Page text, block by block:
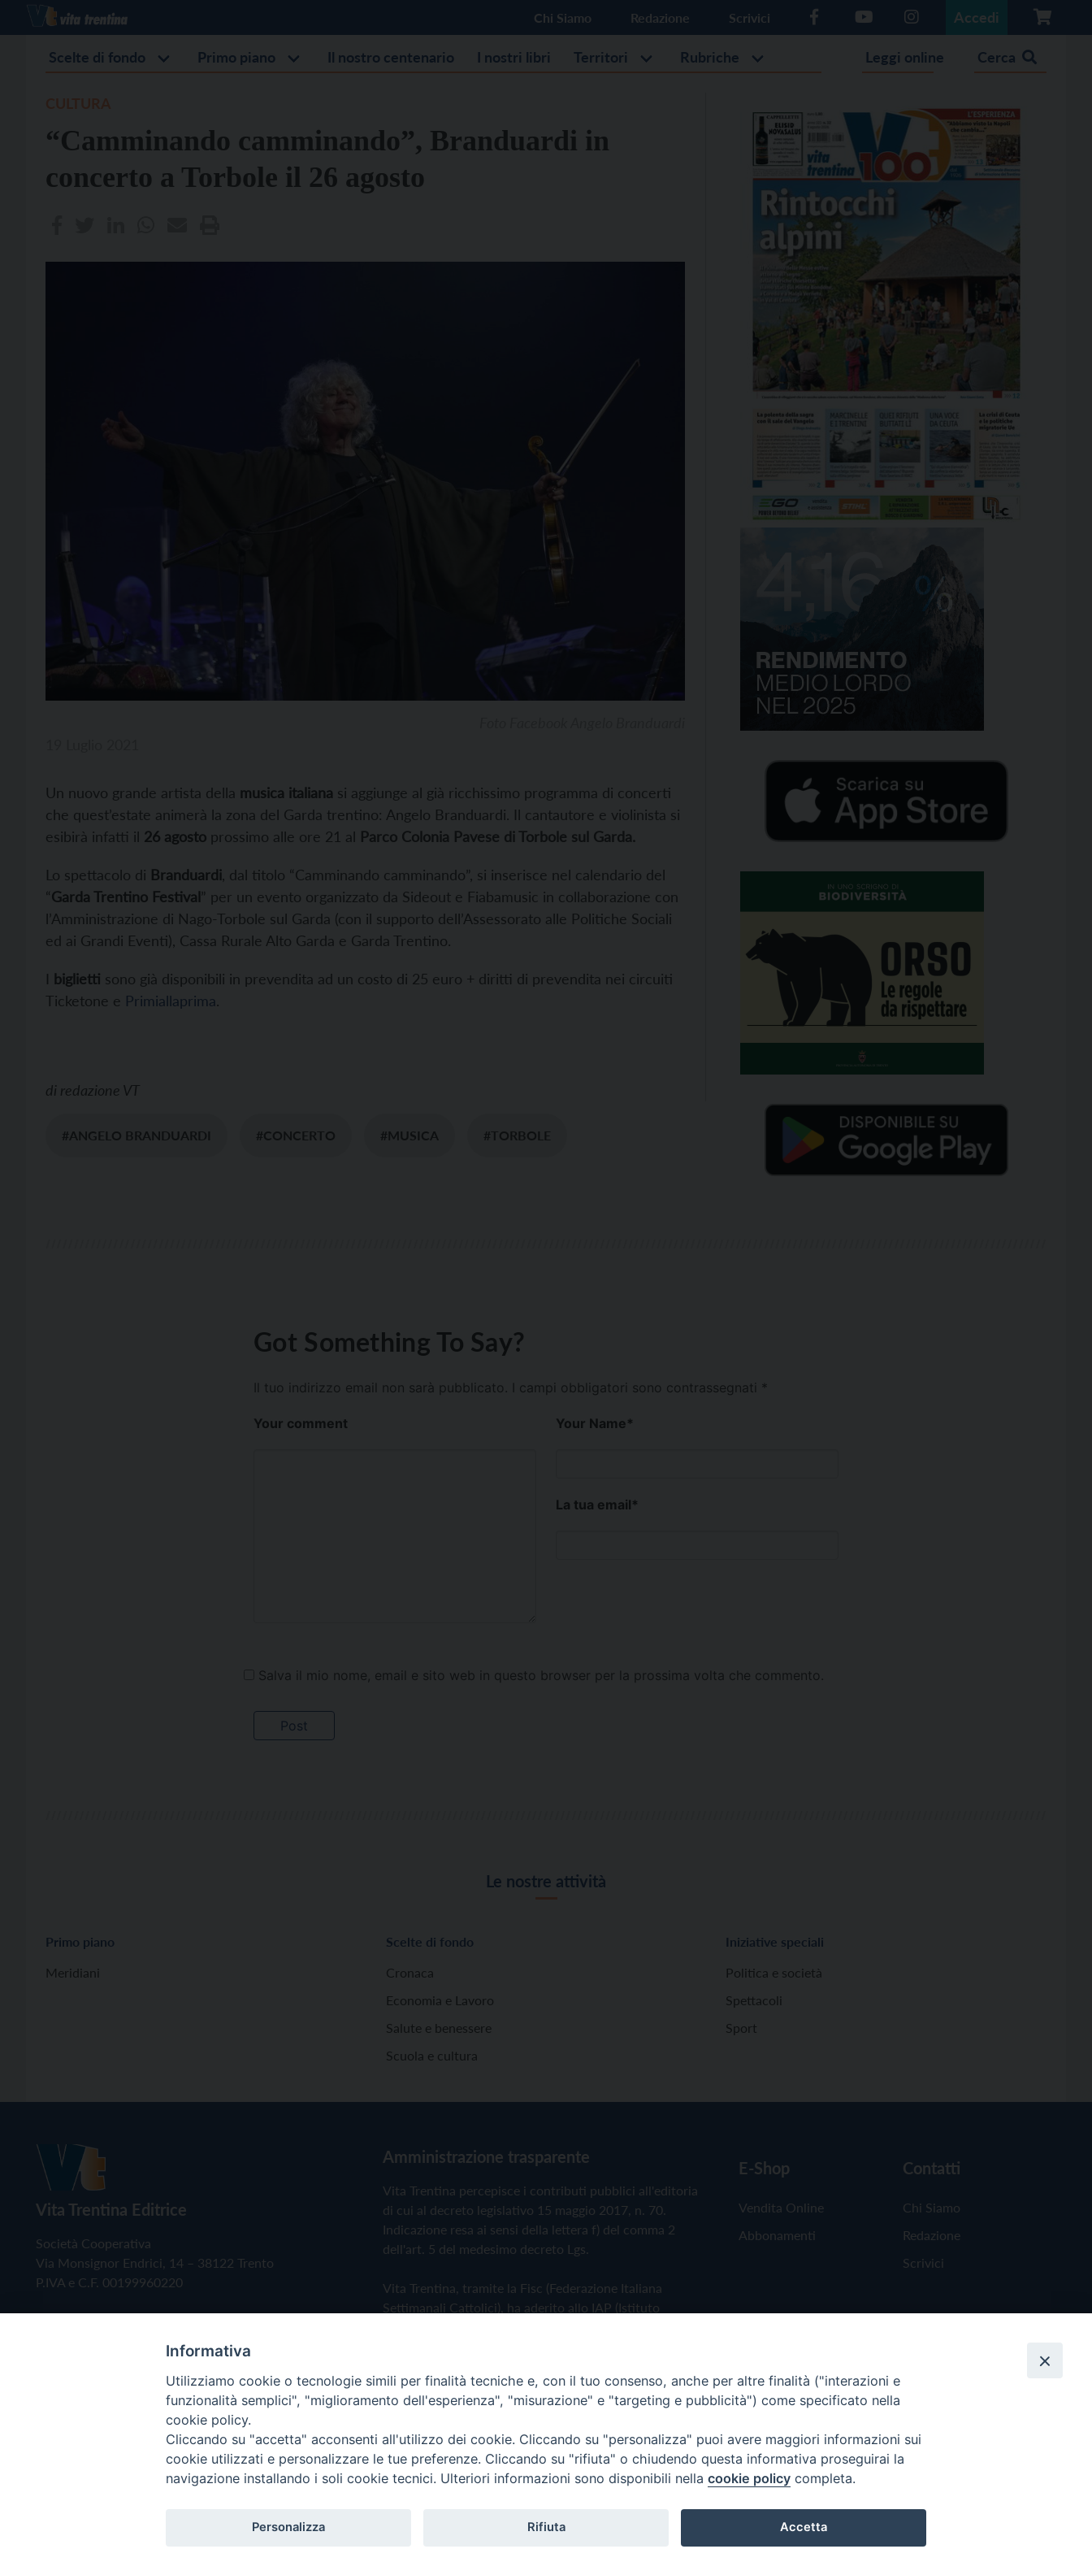
Chi Siamo Redazione Scrivici Accedi
Scelte di fondo Primo piano Il nostro centenario I nostri libri Territori Rubriche Leggi online Cerca
“Camminando camminando”, Branduardi in
concerto a Torbole il 26 agosto
Un nuovo grande artista della musica italiana si aggiunge al già ricchissimo programma di concerti
che quest’estate animerà la zona del Garda trentino: Angelo Branduardi. Il cantautore e violinista si
esibirà infatti il 26 agosto prossimo alle ore 21 al Parco Colonia Pavese di Torbole sul Garda.
Lo spettacolo di Branduardi , dal titolo “Camminando camminando”, si inserisce nel calendario del
“Garda Trentino Festival” per un evento organizzato da Sideout e Fiabamusic in collaborazione con
l’Amministrazione di Nago-Torbole sul Garda (con il supporto dell’Assessorato alle Politiche Sociali
ed ai Grandi Eventi), Cassa Rurale Alto Garda e Garda Trentino.
I biglietti sono già disponibili in prevendita ad un costo di 25 euro + diritti di prevendita nei circuiti
Ticketone e Primiallaprima.
di redazione VT
#ANGELO BRANDUARDI #CONCERTO #MUSICA #TORBOLE
Got Something To Say?
Il tuo indirizzo email non sarà pubblicato. I campi obbligatori sono contrassegnati *
Your comment Your Name*
La tua email*
Salva il mio nome, email e sito web in questo browser per la prossima volta che commento.
Le nostre attività
Primo piano
Meridiani
Scelte di fondo
Cronaca
Economia e Lavoro
Salute e benessere
Scuola e cultura
Iniziative speciali
Politica e società
Spettacoli
Sport
Vita Trentina Editrice
Società Cooperativa
Via Monsignor Endrici, 14 – 38122 Trento
P.IVA e C.F. 00199960220
Amministrazione trasparente
Vita Trentina percepisce i contributi pubblici all'editoria
di cui al decreto legislativo 15 maggio 2017, n. 70.
Indicazione resa ai sensi della lettera f) del comma 2
dell'art. 5 del medesimo decreto Lgs.
Vita Trentina, tramite la Fisc (Federazione Italiana
Settimanali Cattolici), ha aderito allo IAP (Istituto
Privacy Policy Cookie Policy
E-Shop
Vendita Online
Abbonamenti
Contatti
Chi Siamo
Redazione
Scrivici
Copyright © 2019 - Tutti i diritti riservati - Vita Trentina Editrice
Informativa
Utilizziamo cookie o tecnologie simili per finalità tecniche e, con il tuo consenso, anche per altre finalità ("interazioni e
funzionalità semplici", "miglioramento dell'esperienza", "misurazione" e "targeting e pubblicità") come specificato nella
cookie policy.
Cliccando su "accetta" acconsenti all'utilizzo dei cookie. Cliccando su "personalizza" puoi avere maggiori informazioni sui
cookie utilizzati e personalizzare le tue preferenze. Cliccando su "rifiuta" o chiudendo questa informativa proseguirai la
navigazione installando i soli cookie tecnici. Ulteriori informazioni sono disponibili nella cookie policy completa.
Personalizza Rifiuta Accetta